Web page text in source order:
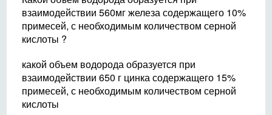
взаимодействии 560мг железа содержащего 10%
примесей, с необходимым количеством серной
кислоты ?
какой объем водорода образуется при
взаимодействии 650 г цинка содержащего 15%
примесей, с необходимым количеством серной
кислоты